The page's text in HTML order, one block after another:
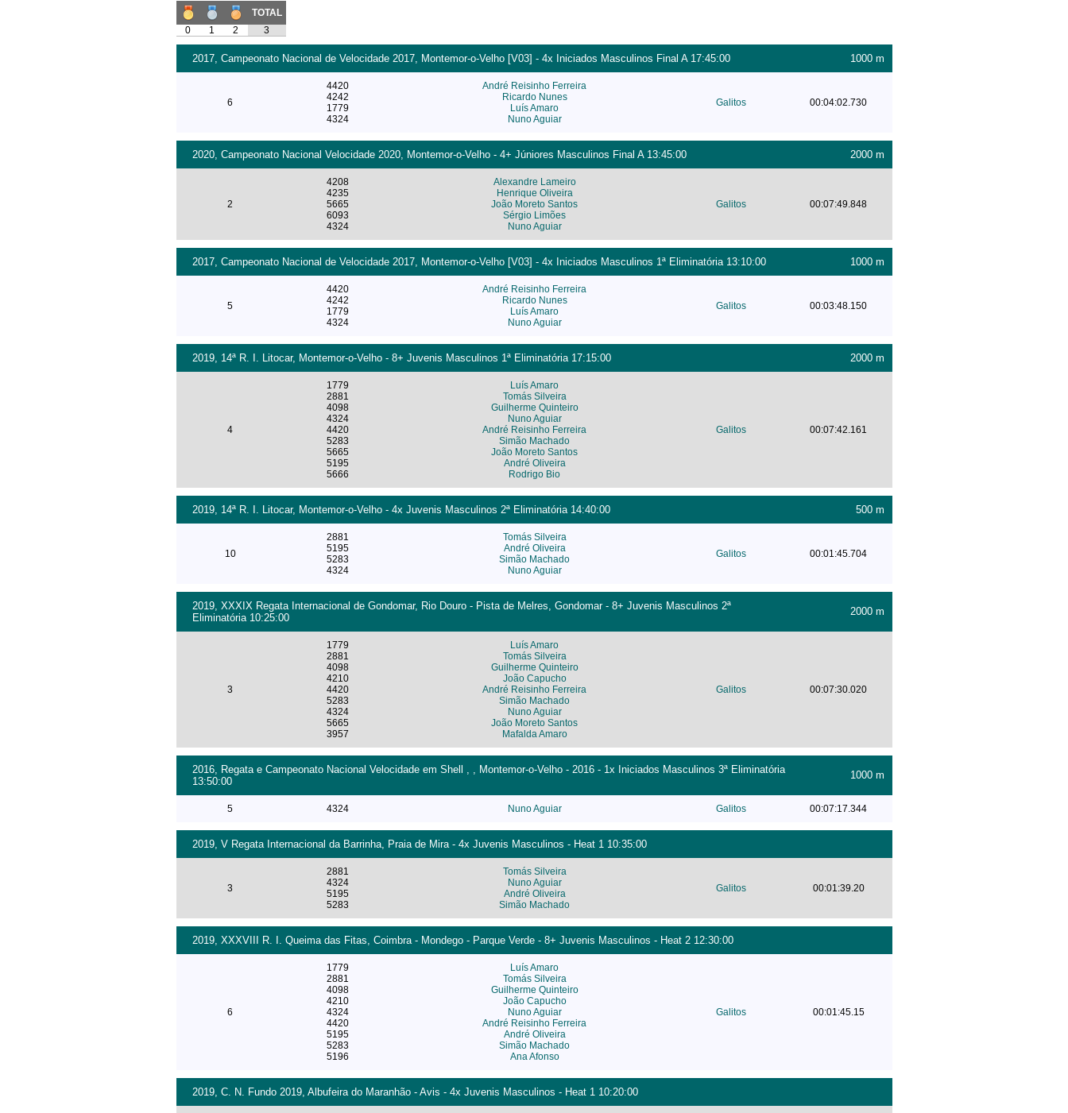
TOTAL
0
1 2 3
2017, Campeonato Nacional de Velocidade 2017, Montemor-o-Velho [V03] - 4x Iniciados Masculinos Final A 17:45:00 1000 m
6
4420
4242
1779
4324
André Reisinho Ferreira
Ricardo Nunes
Luís Amaro
Nuno Aguiar
Galitos 00:04:02.730
2020, Campeonato Nacional Velocidade 2020, Montemor-o-Velho - 4+ Júniores Masculinos Final A 13:45:00 2000 m
2
4208
4235
5665
6093
4324
Alexandre Lameiro
Henrique Oliveira
João Moreto Santos
Sérgio Limões
Nuno Aguiar
Galitos 00:07:49.848
2017, Campeonato Nacional de Velocidade 2017, Montemor-o-Velho [V03] - 4x Iniciados Masculinos 1ª Eliminatória 13:10:00 1000 m
5
4420
4242
1779
4324
André Reisinho Ferreira
Ricardo Nunes
Luís Amaro
Nuno Aguiar
Galitos 00:03:48.150
2019, 14ª R. I. Litocar, Montemor-o-Velho - 8+ Juvenis Masculinos 1ª Eliminatória 17:15:00 2000 m
4
1779
2881
4098
4324
4420
5283
5665
5195
5666
Luís Amaro
Tomás Silveira
Guilherme Quinteiro
Nuno Aguiar
André Reisinho Ferreira
Simão Machado
João Moreto Santos
André Oliveira
Rodrigo Bio
Galitos 00:07:42.161
2019, 14ª R. I. Litocar, Montemor-o-Velho - 4x Juvenis Masculinos 2ª Eliminatória 14:40:00 500 m
10
2881
5195
5283
4324
Tomás Silveira
André Oliveira
Simão Machado
Nuno Aguiar
Galitos 00:01:45.704
2019, XXXIX Regata Internacional de Gondomar, Rio Douro - Pista de Melres, Gondomar - 8+ Juvenis Masculinos 2ª
Eliminatória 10:25:00
2000 m
3
1779
2881
4098
4210
4420
5283
4324
5665
3957
Luís Amaro
Tomás Silveira
Guilherme Quinteiro
João Capucho
André Reisinho Ferreira
Simão Machado
Nuno Aguiar
João Moreto Santos
Mafalda Amaro
Galitos 00:07:30.020
2016, Regata e Campeonato Nacional Velocidade em Shell , , Montemor-o-Velho - 2016 - 1x Iniciados Masculinos 3ª Eliminatória
13:50:00
1000 m
5 4324 Nuno Aguiar Galitos 00:07:17.344
2019, V Regata Internacional da Barrinha, Praia de Mira - 4x Juvenis Masculinos - Heat 1 10:35:00
3
2881
4324
5195
5283
Tomás Silveira
Nuno Aguiar
André Oliveira
Simão Machado
Galitos 00:01:39.20
2019, XXXVIII R. I. Queima das Fitas, Coimbra - Mondego - Parque Verde - 8+ Juvenis Masculinos - Heat 2 12:30:00
6
1779
2881
4098
4210
4324
4420
5195
5283
5196
Luís Amaro
Tomás Silveira
Guilherme Quinteiro
João Capucho
Nuno Aguiar
André Reisinho Ferreira
André Oliveira
Simão Machado
Ana Afonso
Galitos 00:01:45.15
2019, C. N. Fundo 2019, Albufeira do Maranhão - Avis - 4x Juvenis Masculinos - Heat 1 10:20:00